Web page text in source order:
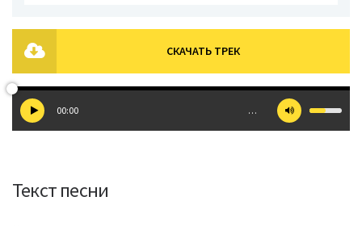
СКАЧАТЬ ТРЕК
00:00 …
Текст песни